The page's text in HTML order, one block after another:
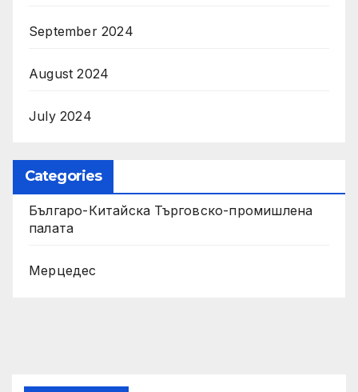
September 2024
August 2024
July 2024
Categories
Българо-Китайска Търговско-промишлена
палaта
Мерцедес